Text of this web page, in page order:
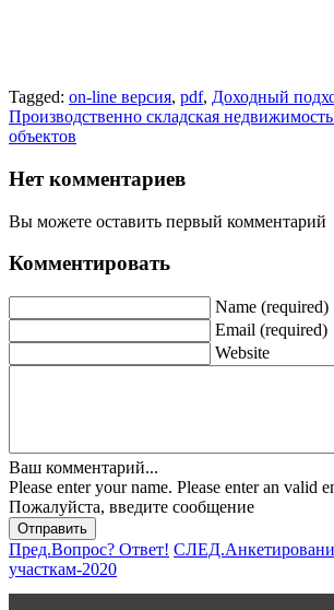
Tagged: on-line версия, pdf, Доходный
Производственно складская
объектов
Нет комментариев
Вы можете оставить первый комментарий
Комментировать
Name (required)
Email (required)
Website
Ваш комментарий...
Please enter your name. Please enter an valid
Пожалуйста, введите сообщение
Отправить
Пред.Вопрос? Ответ! СЛЕД.
участкам-2020